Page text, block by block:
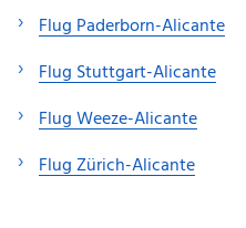
Flug Paderborn-Alicante
Flug Stuttgart-Alicante
Flug Weeze-Alicante
Flug Zürich-Alicante